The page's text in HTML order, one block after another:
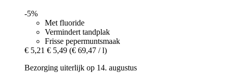
-5%
Met fluoride
Vermindert tandplak
Frisse pepermuntsmaak
€ 5,21 € 5,49 (€ 69,47 / l)
Bezorging uiterlijk op 14. augustus